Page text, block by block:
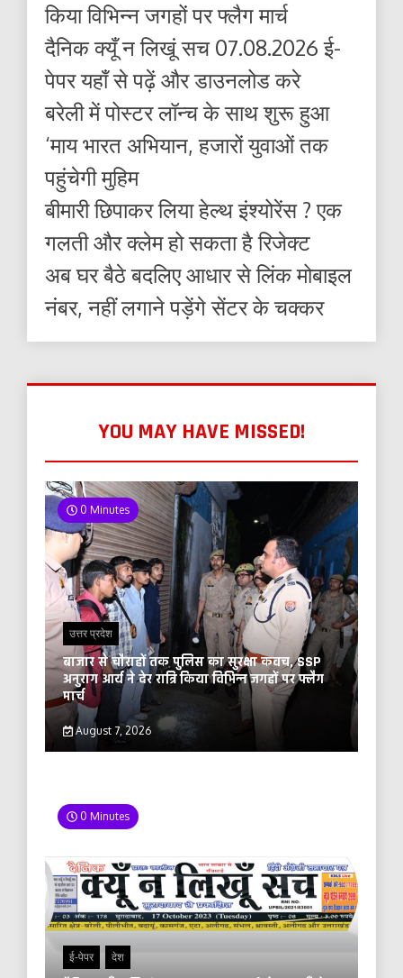
किया विभिन्न जगहों पर फ्लैग मार्च
दैनिक क्यूँ न लिखूं सच 07.08.2026 ई-
पेपर यहाँ से पढ़ें और डाउनलोड करे
बरेली में पोस्टर लॉन्च के साथ शुरू हुआ
‘माय भारत अभियान, हजारों युवाओं तक
पहुंचेगी मुहिम
बीमारी छिपाकर लिया हेल्थ इंश्योरेंस ? एक
गलती और क्लेम हो सकता है रिजेक्ट
अब घर बैठे बदलिए आधार से लिंक मोबाइल
नंबर, नहीं लगाने पड़ेंगे सेंटर के चक्कर
YOU MAY HAVE MISSED!
0 Minutes
उत्तर प्रदेश
बाजार से चौराहों तक पुलिस का सुरक्षा कवच, SSP
अनुराग आर्य ने देर रात्रि किया विभिन्न जगहों पर फ्लैग
मार्च
August 7, 2026
0 Minutes
ई-पेपर देश